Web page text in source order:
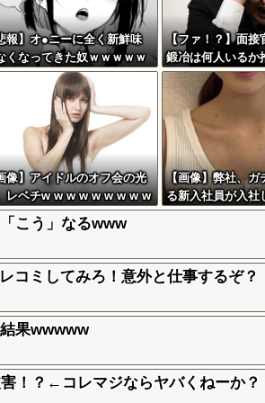
報】オ●ニーに全く新鮮味
くなってきた奴ｗｗｗｗｗ
ｗｗｗ
【ファ！？】面接
鍛冶は何人いるか
さい」 俺「188
接官「どういう風
か？」 俺「知っ
この後『こう』な
ジで納得いかない
像】アイドルのオフ会の光
レベチw w w w w w w w w
【画像】弊社、ガ
る新入社員が入社
ww
こう」なるwww
コミしてみろ！意外と仕事するぞ？
果wwwww
！？←コレマジならヤバくねーか？